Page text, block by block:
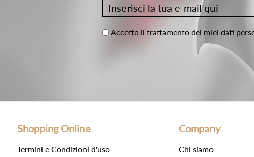
Accetto il trattamento dei miei dati
Shopping Online
Termini e Condizioni d'uso
Company
Chi siamo